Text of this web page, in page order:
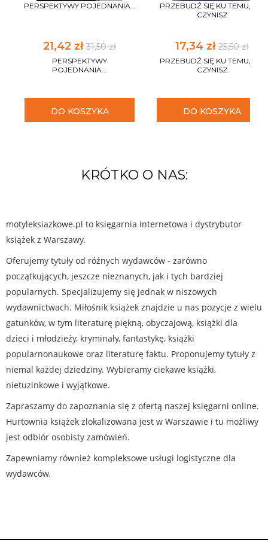
PERSPEKTYWY POJEDNANIA...
21,42 zł 31,50 zł
PERSPEKTYWY
POJEDNANIA...
DO KOSZYKA
PRZEBUDŹ SIĘ KU TEMU, CO
CZYNISZ
17,34 zł25,50 zł
PRZEBUDŹ SIĘ KU TEMU, CO
CZYNISZ
DO KOSZYKA
KRÓTKO O NAS:
motyleksiazkowe.pl to księgarnia internetowa i dystrybutor
książek z Warszawy.
Oferujemy tytuły od różnych wydawców - zarówno
początkujących, jeszcze nieznanych, jak i tych bardziej
popularnych. Specjalizujemy się jednak w niszowych
wydawnictwach. Miłośnik książek znajdzie u nas pozycje z wielu
gatunków, w tym literaturę piękną, obyczajową, książki dla
dzieci i młodzieży, kryminały, fantastykę, książki
popularnonaukowe oraz literaturę faktu. Proponujemy tytuły z
niemal każdej dziedziny. Wybieramy ciekawe książki,
nietuzinkowe i wyjątkowe.
Zapraszamy do zapoznania się z ofertą naszej księgarni online.
Hurtownia książek zlokalizowana jest w Warszawie i tu możliwy
jest odbiór osobisty zamówień.
Zapewniamy również kompleksowe usługi logistyczne dla
wydawców.